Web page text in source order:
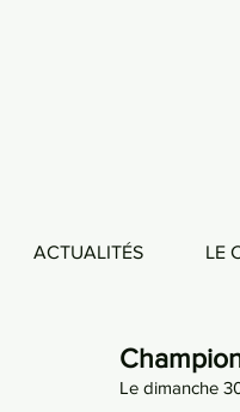
ACTUALITÉS LE
Le dimanche